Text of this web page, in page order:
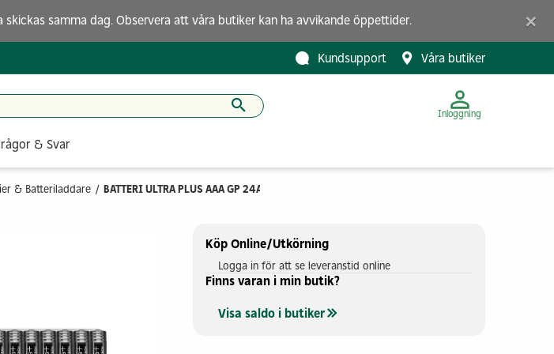
samma dag. Observera att våra butikerkan ha avvikande öppettider. ×
Kundsupport Våra butiker
Inloggning
& Svar
& Batteriladdare BATTERI ULTRA PLUS AAA GP 24AUP/LR03 1,5V 40ST
Köp Online/Utkörning
Logga in för att se leveranstid online
Finns varan i min butik?
Visa saldo i butiker